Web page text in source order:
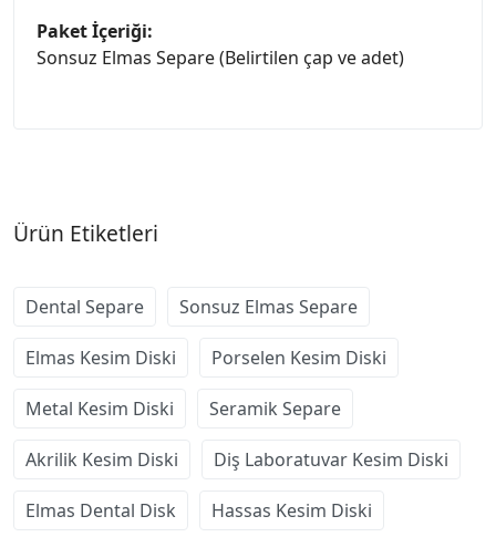
Paket İçeriği:
Sonsuz Elmas Separe (Belirtilen çap ve adet)
Ürün Etiketleri
Dental Separe Sonsuz Elmas Separe
Elmas Kesim Diski Porselen Kesim Diski
Metal Kesim Diski Seramik Separe
Akrilik Kesim Diski Diş Laboratuvar Kesim Diski
Elmas Dental Disk Hassas Kesim Diski